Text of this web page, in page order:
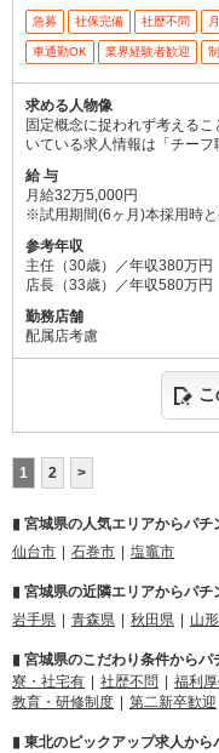
急募 社保完備 社歴不問
車通勤OK 業界経験者歓迎
求める人物像
固定概念に捉われず考える
いている求人情報は「チーフ
給 与
月給32万5,000円
※試用期間(6ヶ月)本採用時と
参考年収
主任（30歳）／年収380万円
店長（33歳）／年収580万円
勤務店舗
配属店考慮
1 2 >
▮ 宮城県の人気エリアからパチ
仙台市
石巻市 塩竈市
▮ 宮城県の近隣エリアからパチ
岩手県
青森県 秋田県 山
▮ 宮城県のこだわり条件からパ
寮・社宅有
社歴不問 福利
教育・研修制度
第二新卒歓迎
▮ 東北のピックアップ求人から